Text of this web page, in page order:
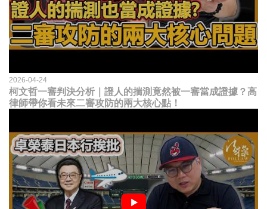
2026-04-24
柯文哲一審判決分析｜證人的揣測竟然被一審當成證據？高
律師帶你看未來二審攻防的兩大核心點！